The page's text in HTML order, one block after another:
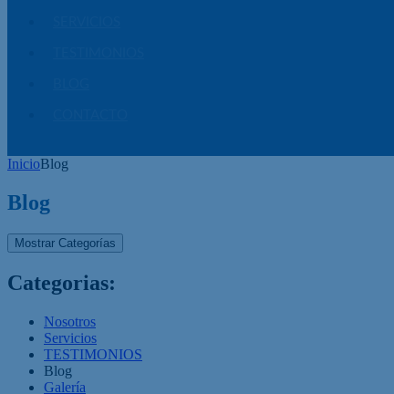
InicioBlog
Blog
Mostrar Categorías
Categorias:
Nosotros
Servicios
TESTIMONIOS
Blog
Galería